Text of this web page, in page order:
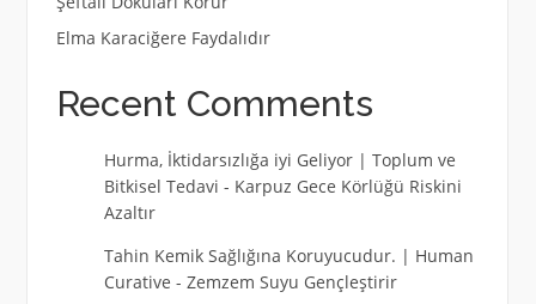
Elma Karaciğere Faydalıdır
Recent Comments
Hurma, İktidarsızlığa iyi Geliyor | Toplum ve
Bitkisel Tedavi - Karpuz Gece Körlüğü Riskini
Azaltır
Tahin Kemik Sağlığına Koruyucudur. | Human
Curative - Zemzem Suyu Gençleştirir